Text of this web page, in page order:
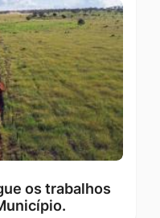
os trabalhos